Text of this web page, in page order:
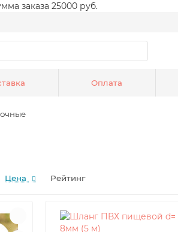
заказа 25000 руб.
Оплата